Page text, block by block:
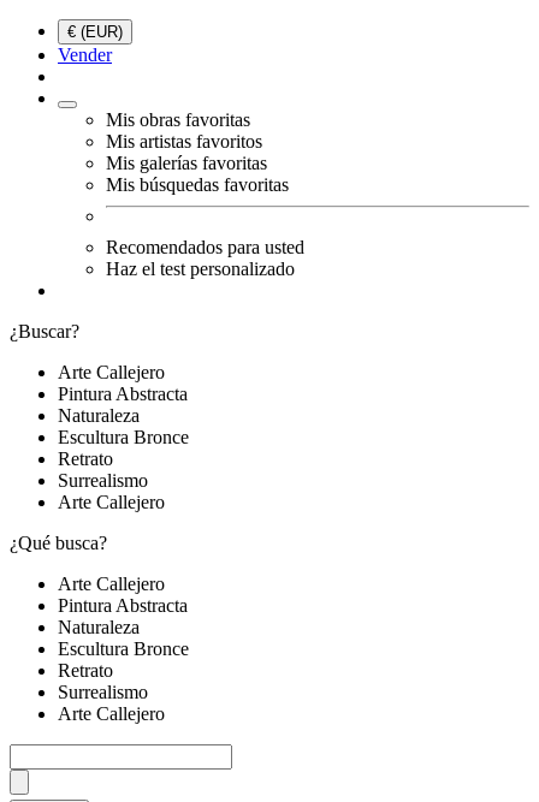
€ (EUR)
Vender
Mis obras favoritas
Mis artistas favoritos
Mis galerías favoritas
Mis búsquedas favoritas
Recomendados para usted
Haz el test personalizado
¿Buscar?
Arte Callejero
Pintura Abstracta
Naturaleza
Escultura Bronce
Retrato
Surrealismo
Arte Callejero
¿Qué busca?
Arte Callejero
Pintura Abstracta
Naturaleza
Escultura Bronce
Retrato
Surrealismo
Arte Callejero